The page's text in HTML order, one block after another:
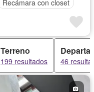
Recámara con closet
Terreno
199 resultados 46